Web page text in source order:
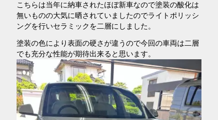
こちらは当年に納車されたほぼ新車なので塗装の酸化は
無いものの大気に晒されていましたのでライトポリッシ
ングを行いセラミックを二層にしました。
塗装の色により表面の硬さが違うので今回の車両は二層
でも充分な性能が期待出来ると思います。